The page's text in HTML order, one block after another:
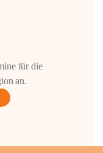
für die
an.